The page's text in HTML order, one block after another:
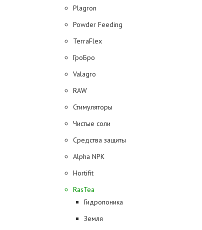
Plagron
Powder Feeding
TerraFlex
ГроБро
Valagro
RAW
Стимуляторы
Чистые соли
Средства защиты
Alpha NPK
Hortifit
RasTea
Гидропоника
Земля